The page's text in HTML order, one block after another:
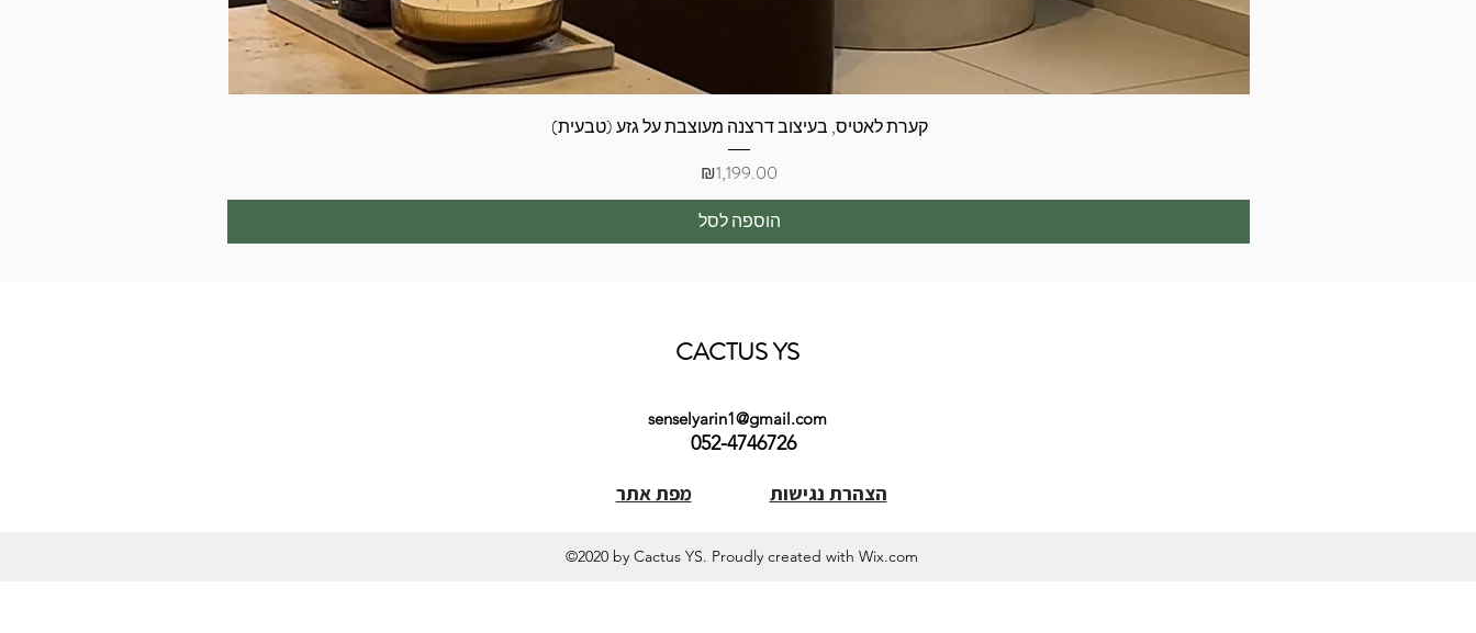
תצוגה מהירה
קערת לאטיס, בעיצוב דרצנה מעוצבת על גזע (טבעית)
מחיר
₪1,199.00
הוספה לסל
CACTUS YS
senselyarin1@gmail.com
052-4746726
מפת אתר הצהרת נגישות
©2020 by Cactus YS. Proudly created with Wix.com